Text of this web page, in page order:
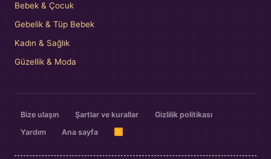
Bebek & Çocuk
Gebelik & Tüp Bebek
Kadın & Sağlık
Güzellik & Moda
Bize ulaşın Şartlar ve kurallar
Gizlilik politikası
Yardım
Ana sayfa
R